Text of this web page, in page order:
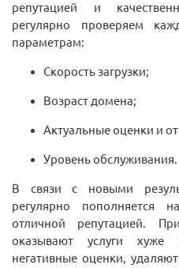
репутацией и
регулярно проверяем
параметрам:
Скорость загрузки;
Возраст домена;
Актуальные оценки и
Уровень обслуживания.
В связи с новыми
регулярно пополняется
отличной репутацией.
оказывают услуги хуже
негативные оценки,